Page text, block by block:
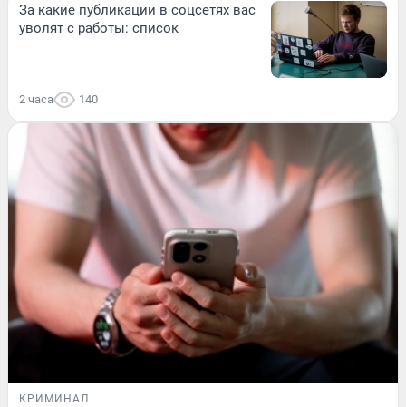
За какие публикации в соцсетях вас
уволят с работы: список
2 часа 140
КРИМИНАЛ